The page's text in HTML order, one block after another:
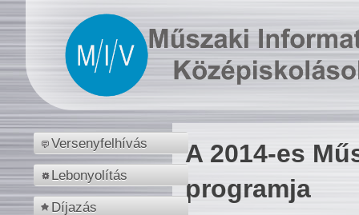
Versenyfelhívás
Lebonyolítás
Díjazás
A 2014-es
programja